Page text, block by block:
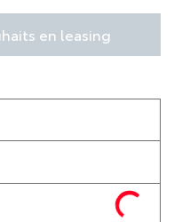
en leasing